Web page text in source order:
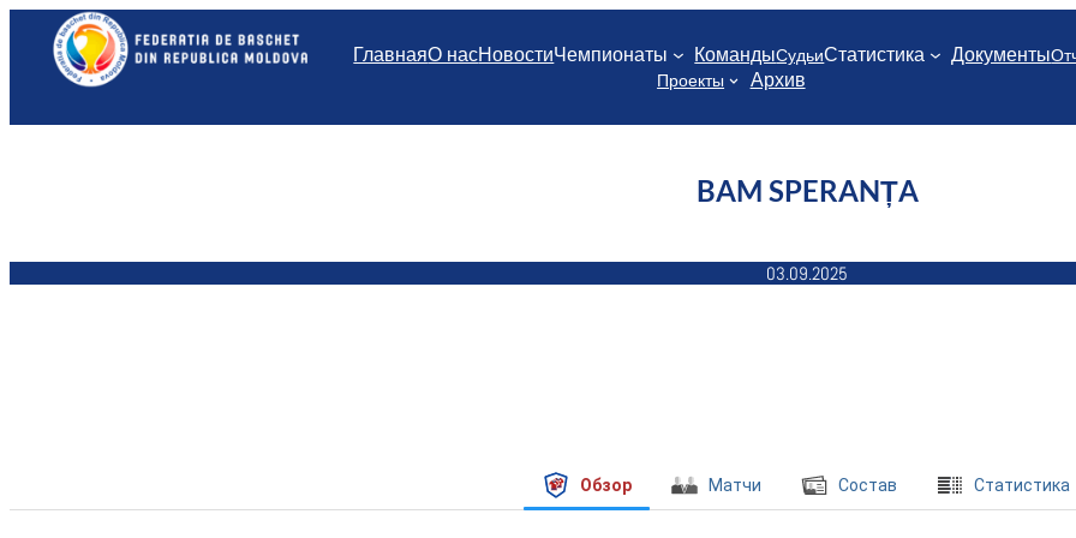
Перейти
содержимому
ГлавнаяО насНовостиЧемпионаты КомандыСудьиСтатистика Документы
Проекты
Архив
BAM SPERANȚA
03.09.2025
Обзор Матчи Состав Cтатистика